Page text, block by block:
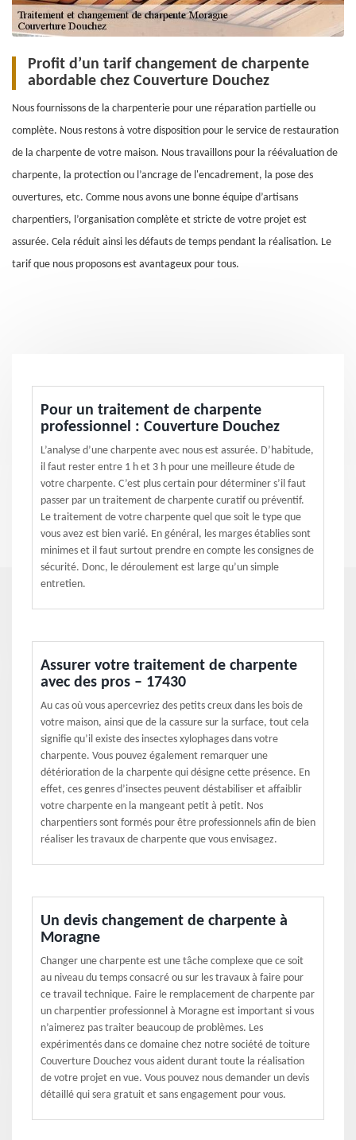
Profit d’un tarif changement de charpente
abordable chez Couverture Douchez
Nous fournissons de la charpenterie pour une réparation partielle ou
complète. Nous restons à votre disposition pour le service de restauration
de la charpente de votre maison. Nous travaillons pour la réévaluation de
charpente, la protection ou l’ancrage de l'encadrement, la pose des
ouvertures, etc. Comme nous avons une bonne équipe d’artisans
charpentiers, l’organisation complète et stricte de votre projet est
assurée. Cela réduit ainsi les défauts de temps pendant la réalisation. Le
tarif que nous proposons est avantageux pour tous.
Pour un traitement de charpente
professionnel : Couverture Douchez
L’analyse d’une charpente avec nous est assurée. D’habitude,
il faut rester entre 1 h et 3 h pour une meilleure étude de
votre charpente. C’est plus certain pour déterminer s’il faut
passer par un traitement de charpente curatif ou préventif.
Le traitement de votre charpente quel que soit le type que
vous avez est bien varié. En général, les marges établies sont
minimes et il faut surtout prendre en compte les consignes de
sécurité. Donc, le déroulement est large qu’un simple
entretien.
Assurer votre traitement de charpente
avec des pros – 17430
Au cas où vous apercevriez des petits creux dans les bois de
votre maison, ainsi que de la cassure sur la surface, tout cela
signifie qu’il existe des insectes xylophages dans votre
charpente. Vous pouvez également remarquer une
détérioration de la charpente qui désigne cette présence. En
effet, ces genres d’insectes peuvent déstabiliser et affaiblir
votre charpente en la mangeant petit à petit. Nos
charpentiers sont formés pour être professionnels afin de bien
réaliser les travaux de charpente que vous envisagez.
Un devis changement de charpente à
Moragne
Changer une charpente est une tâche complexe que ce soit
au niveau du temps consacré ou sur les travaux à faire pour
ce travail technique. Faire le remplacement de charpente par
un charpentier professionnel à Moragne est important si vous
n’aimerez pas traiter beaucoup de problèmes. Les
expérimentés dans ce domaine chez notre société de toiture
Couverture Douchez vous aident durant toute la réalisation
de votre projet en vue. Vous pouvez nous demander un devis
détaillé qui sera gratuit et sans engagement pour vous.